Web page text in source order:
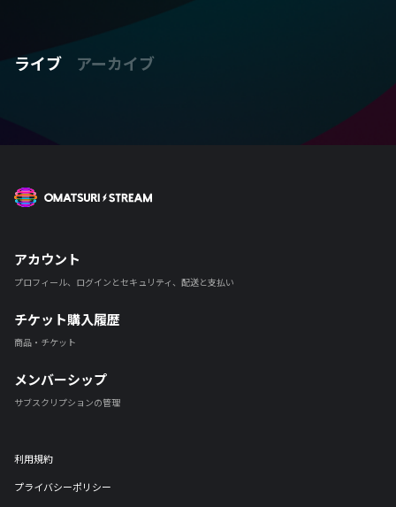
ライブ アーカイブ
アカウント
プロフィール、ログインとセキュリティ、配送と支払い
チケット購入履歴
商品・チケット
メンバーシップ
サブスクリプションの管理
利用規約
プライバシーポリシー